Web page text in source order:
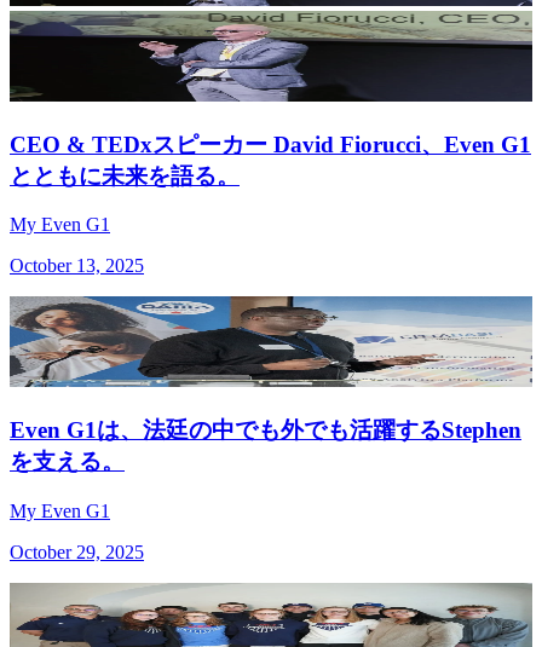
CEO & TEDxスピーカー David Fiorucci、Even G1
とともに未来を語る。
My Even G1
October 13, 2025
Even G1は、法廷の中でも外でも活躍するStephen
を支える。
My Even G1
October 29, 2025